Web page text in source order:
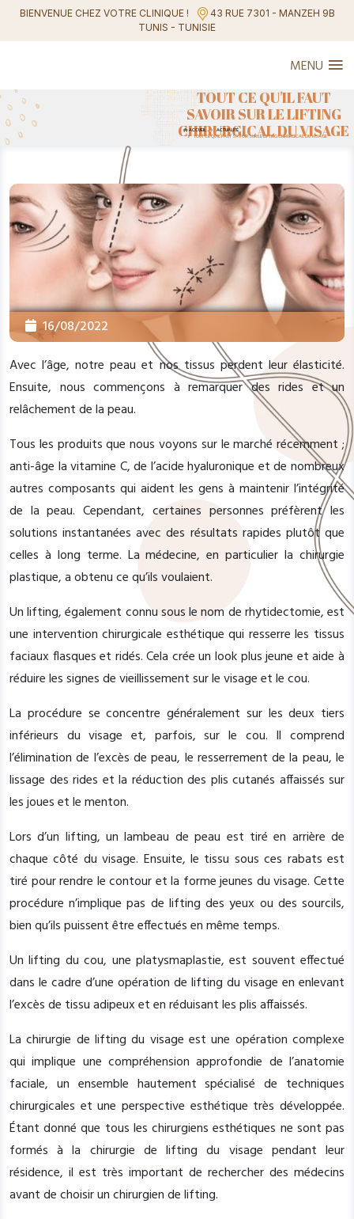
BIENVENUE CHEZ VOTRE CLINIQUE !
43 RUE 7301 - MANZEH 9B
TUNIS - TUNISIE
MENU
TOUT CE QU'IL FAUT
SAVOIR SUR LE LIFTING
CHIRURGICAL DU VISAGE
ACCUEIL
ACTUALITÉ
TOUT CE QU'IL FAUT SAVOIR SUR LE LIFTING CHIRURGICAL DU VISAGE
16/08/2022
Avec l’âge, notre peau et nos tissus perdent leur élasticité.
Ensuite, nous commençons à remarquer des rides et un
relâchement de la peau.
Tous les produits que nous voyons sur le marché récemment ;
anti-âge la vitamine C, de l’acide hyaluronique et de nombreux
autres composants qui aident les gens à maintenir l’intégrité
de la peau. Cependant, certaines personnes préfèrent les
solutions instantanées avec des résultats rapides plutôt que
celles à long terme. La médecine, en particulier la chirurgie
plastique, a obtenu ce qu’ils voulaient.
Un lifting, également connu sous le nom de rhytidectomie, est
une intervention chirurgicale esthétique qui resserre les tissus
faciaux flasques et ridés. Cela crée un look plus jeune et aide à
réduire les signes de vieillissement sur le visage et le cou.
La procédure se concentre généralement sur les deux tiers
inférieurs du visage et, parfois, sur le cou. Il comprend
l’élimination de l’excès de peau, le resserrement de la peau, le
lissage des rides et la réduction des plis cutanés affaissés sur
les joues et le menton.
Lors d’un lifting, un lambeau de peau est tiré en arrière de
chaque côté du visage. Ensuite, le tissu sous ces rabats est
tiré pour rendre le contour et la forme jeunes du visage. Cette
procédure n’implique pas de lifting des yeux ou des sourcils,
bien qu’ils puissent être effectués en même temps.
Un lifting du cou, une platysmaplastie, est souvent effectué
dans le cadre d’une opération de lifting du visage en enlevant
l’excès de tissu adipeux et en réduisant les plis affaissés.
La chirurgie de lifting du visage est une opération complexe
qui implique une compréhension approfondie de l’anatomie
faciale, un ensemble hautement spécialisé de techniques
chirurgicales et une perspective esthétique très développée.
Étant donné que tous les chirurgiens esthétiques ne sont pas
formés à la chirurgie de lifting du visage pendant leur
résidence, il est très important de rechercher des médecins
avant de choisir un chirurgien de lifting.